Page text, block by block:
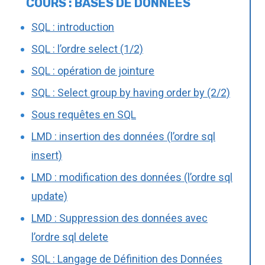
SQL : introduction
SQL : l’ordre select (1/2)
SQL : opération de jointure
SQL : Select group by having order by (2/2)
Sous requêtes en SQL
LMD : insertion des données (l’ordre sql
insert)
LMD : modification des données (l’ordre sql
update)
LMD : Suppression des données avec
l’ordre sql delete
SQL : Langage de Définition des Données